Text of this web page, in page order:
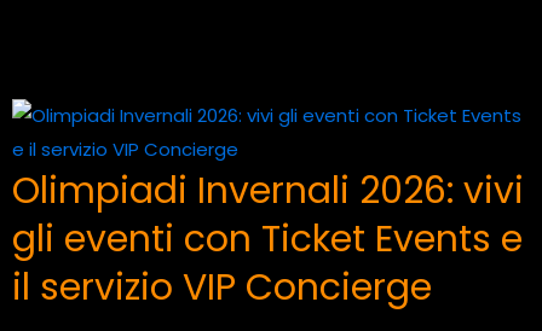
Olimpiadi Invernali 2026: vivi
gli eventi con Ticket Events e
il servizio VIP Concierge